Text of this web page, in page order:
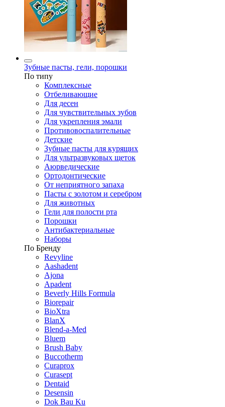
Зубные пасты, гели, порошки
По типу
Комплексные
Отбеливающие
Для десен
Для чувствительных зубов
Для укрепления эмали
Противовоспалительные
Детские
Зубные пасты для курящих
Для ультразвуковых щеток
Аюрведические
Ортодонтические
От неприятного запаха
Пасты с золотом и серебром
Для животных
Гели для полости рта
Порошки
Антибактериальные
Наборы
По Бренду
Revyline
Aashadent
Ajona
Apadent
Beverly Hills Formula
Biorepair
BioXtra
BlanX
Blend-a-Med
Bluem
Brush Baby
Buccotherm
Curaprox
Curasept
Dentaid
Desensin
Dok Bau Ku